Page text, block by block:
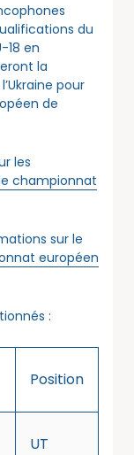
du
18 en
la
pour
de
les
championnat
sur le
européen
:
Position
UT